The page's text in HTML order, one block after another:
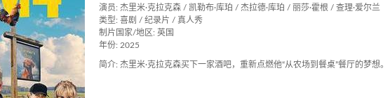
演员: 杰里米·克拉克森 / 凯勒布·库珀 / 杰拉德·库珀 / 丽莎·霍根 / 查理·爱尔兰
类型: 喜剧 / 纪录片 / 真人秀
制片国家/地区: 英国
年份: 2025
简介: 杰里米·克拉克森买下一家酒吧，重新点燃他“从农场到餐桌”餐厅的梦想。